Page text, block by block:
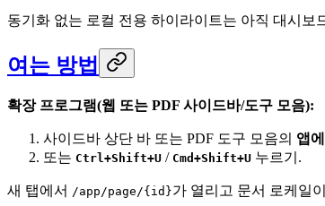
동기화 없는 로컬 전용 하이라이트는 아직 대시보
여는 방법
확장 프로그램(웹 또는 PDF 사이드바/도구 모음):
사이드바 상단 바 또는 PDF 도구 모음의 앱
또는 Ctrl+Shift+U / Cmd+Shift+U 누르기.
새 탭에서 /app/page/{id}가 열리고 문서 로케일